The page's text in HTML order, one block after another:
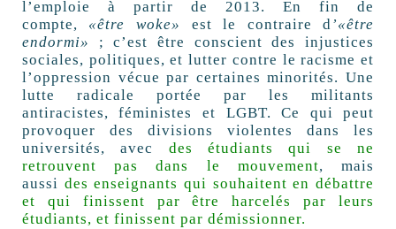
l’emploie à partir de 2013. En fin de
compte, «être woke» est le contraire d’«être
endormi» ; c’est être conscient des injustices
sociales, politiques, et lutter contre le racisme et
l’oppression vécue par certaines minorités. Une
lutte radicale portée par les militants
antiracistes, féministes et LGBT. Ce qui peut
provoquer des divisions violentes dans les
universités, avec des étudiants qui se ne
retrouvent pas dans le mouvement, mais
aussi des enseignants qui souhaitent en débattre
et qui finissent par être harcelés par leurs
étudiants, et finissent par démissionner.